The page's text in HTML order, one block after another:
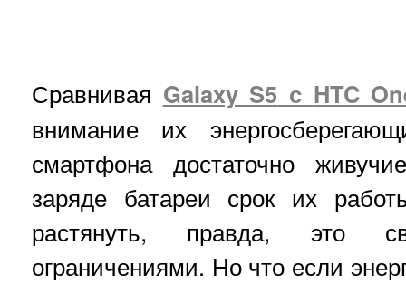
Сравнивая Galaxy S5 с HTC
внимание их
смартфона достаточно
заряде батареи срок их
растянуть, правда, это
ограничениями. Но что если